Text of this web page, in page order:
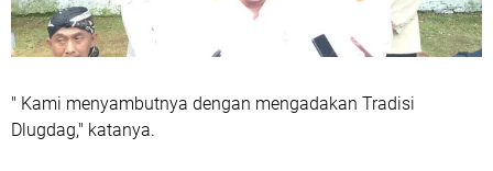
" Kami menyambutnya dengan mengadakan Tradisi
Dlugdag," katanya.